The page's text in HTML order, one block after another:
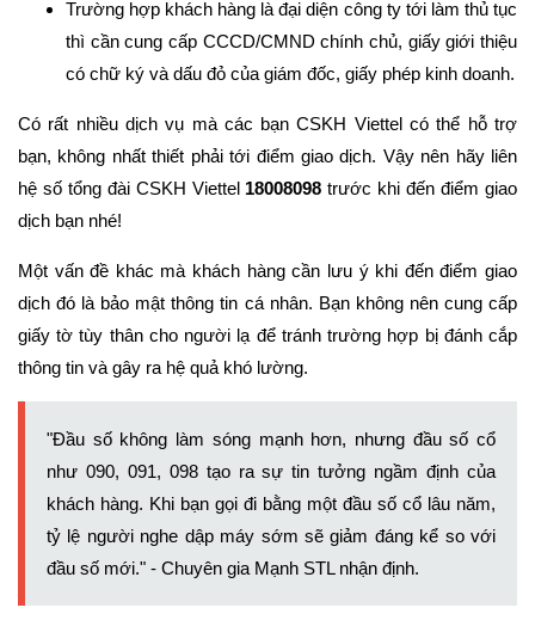
Trường hợp khách hàng là đại diện công ty tới làm thủ tục
thì cần cung cấp CCCD/CMND chính chủ, giấy giới thiệu
có chữ ký và dấu đỏ của giám đốc, giấy phép kinh doanh.
Có rất nhiều dịch vụ mà các bạn CSKH Viettel có thể hỗ trợ
bạn, không nhất thiết phải tới điểm giao dịch. Vậy nên hãy liên
hệ số tổng đài CSKH Viettel 18008098 trước khi đến điểm giao
dịch bạn nhé!
Một vấn đề khác mà khách hàng cần lưu ý khi đến điểm giao
dịch đó là bảo mật thông tin cá nhân. Bạn không nên cung cấp
giấy tờ tùy thân cho người lạ để tránh trường hợp bị đánh cắp
thông tin và gây ra hệ quả khó lường.
"Đầu số không làm sóng mạnh hơn, nhưng đầu số cổ
như 090, 091, 098 tạo ra sự tin tưởng ngầm định của
khách hàng. Khi bạn gọi đi bằng một đầu số cổ lâu năm,
tỷ lệ người nghe dập máy sớm sẽ giảm đáng kể so với
đầu số mới." - Chuyên gia Mạnh STL nhận định.